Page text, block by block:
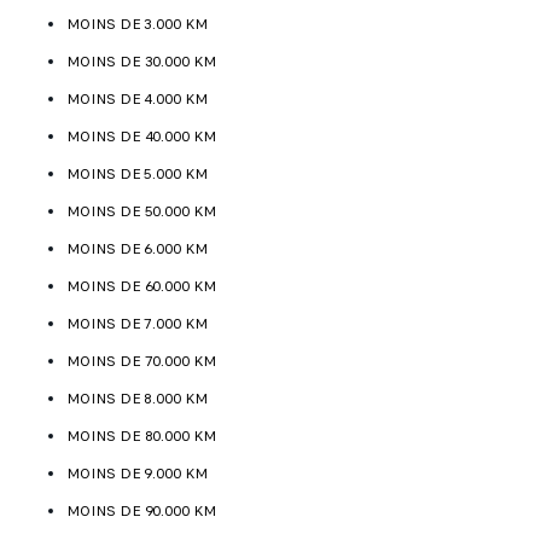
MOINS DE 3.000 KM
MOINS DE 30.000 KM
MOINS DE 4.000 KM
MOINS DE 40.000 KM
MOINS DE 5.000 KM
MOINS DE 50.000 KM
MOINS DE 6.000 KM
MOINS DE 60.000 KM
MOINS DE 7.000 KM
MOINS DE 70.000 KM
MOINS DE 8.000 KM
MOINS DE 80.000 KM
MOINS DE 9.000 KM
MOINS DE 90.000 KM